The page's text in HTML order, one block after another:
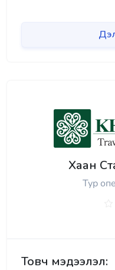
Хаан
Тур
Товч мэдээлэл: